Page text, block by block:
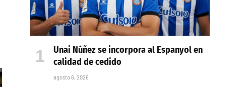
Unai Núñez se incorpora al Espanyol en
calidad de cedido
agosto 6, 2026